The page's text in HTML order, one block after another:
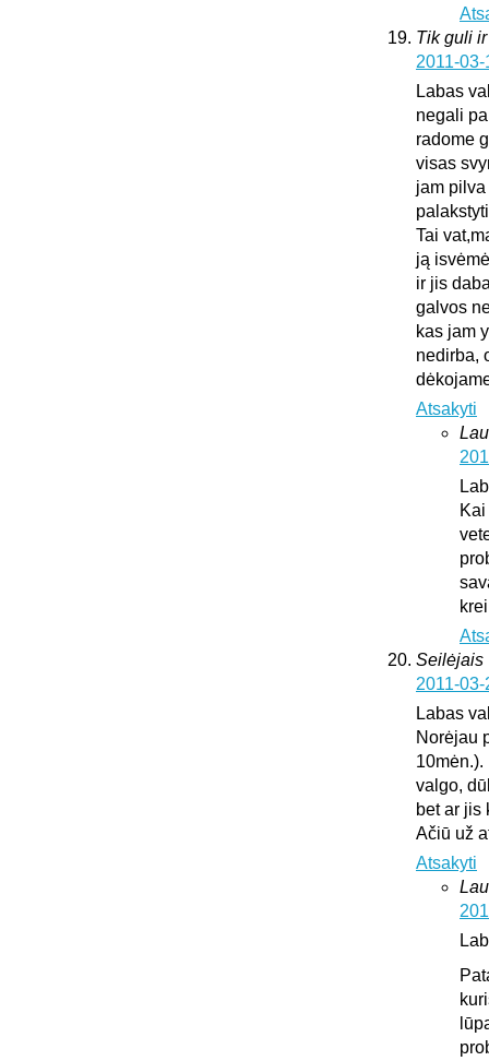
Tik guli
2011-
Labas
negali
radome
visas
jam
Tai
ją
ir jis
galvos
kas jam
nedirba,
Atsakyti
Seilėjais
2011-
Labas
Norėjau
valgo,
bet ar jis
Ačiū už
Atsakyti